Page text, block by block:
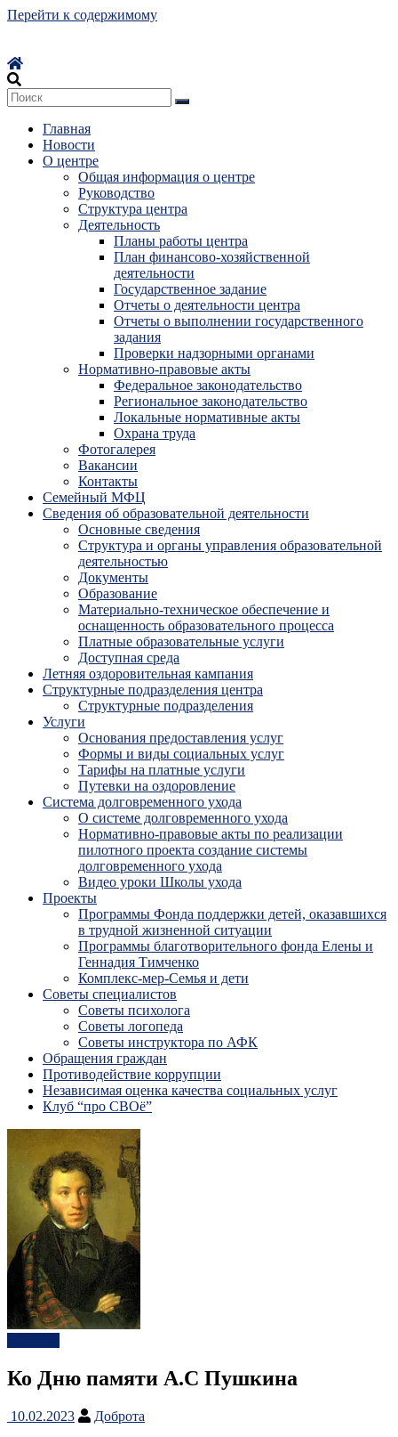
Перейти к содержимому
Главная
Новости
О центре
Общая информация о центре
Руководство
Структура центра
Деятельность
Планы работы центра
План финансово-хозяйственной
деятельности
Государственное задание
Отчеты о деятельности центра
Отчеты о выполнении государственного
задания
Проверки надзорными органами
Нормативно-правовые акты
Федеральное законодательство
Региональное законодательство
Локальные нормативные акты
Охрана труда
Фотогалерея
Вакансии
Контакты
Семейный МФЦ
Сведения об образовательной деятельности
Основные сведения
Структура и органы управления образовательной
деятельностью
Документы
Образование
Материально-техническое обеспечение и
оснащенность образовательного процесса
Платные образовательные услуги
Доступная среда
Летняя оздоровительная кампания
Структурные подразделения центра
Структурные подразделения
Услуги
Основания предоставления услуг
Формы и виды социальных услуг
Тарифы на платные услуги
Путевки на оздоровление
Система долговременного ухода
О системе долговременного ухода
Нормативно-правовые акты по реализации
пилотного проекта создание системы
долговременного ухода
Видео уроки Школы ухода
Проекты
Программы Фонда поддержки детей, оказавшихся
в трудной жизненной ситуации
Программы благотворительного фонда Елены и
Геннадия Тимченко
Комплекс-мер-Семья и дети
Советы специалистов
Советы психолога
Советы логопеда
Советы инструктора по АФК
Обращения граждан
Противодействие коррупции
Независимая оценка качества социальных услуг
Клуб “про СВОё”
Ко Дню памяти А.С Пушкина
10.02.2023
Доброта